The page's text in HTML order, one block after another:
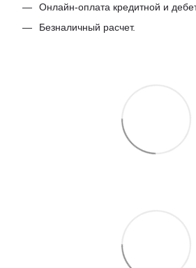
Онлайн-оплата кредитной и
Безналичный расчет.